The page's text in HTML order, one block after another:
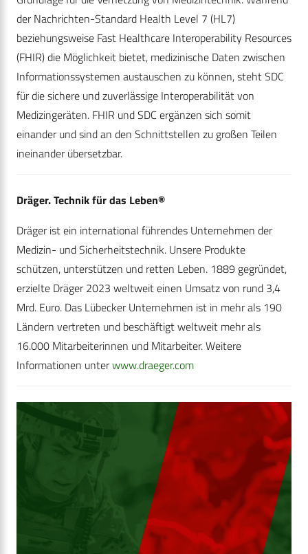
der Nachrichten-Standard Health Level 7 (HL7)
beziehungsweise Fast Healthcare Interoperability Resources
(FHIR) die Möglichkeit bietet, medizinische Daten zwischen
Informationssystemen austauschen zu können, steht SDC
für die sichere und zuverlässige Interoperabilität von
Medizingeräten. FHIR und SDC ergänzen sich somit
einander und sind an den Schnittstellen zu großen Teilen
ineinander übersetzbar.
Dräger. Technik für das Leben®
Dräger ist ein international führendes Unternehmen der
Medizin- und Sicherheitstechnik. Unsere Produkte
schützen, unterstützen und retten Leben. 1889 gegründet,
erzielte Dräger 2023 weltweit einen Umsatz von rund 3,4
Mrd. Euro. Das Lübecker Unternehmen ist in mehr als 190
Ländern vertreten und beschäftigt weltweit mehr als
16.000 Mitarbeiterinnen und Mitarbeiter. Weitere
Informationen unterwww.draeger.com